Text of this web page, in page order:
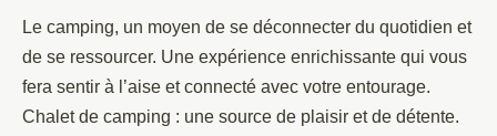
Le camping, un moyen de se déconnecter du quotidien et
de se ressourcer. Une expérience enrichissante qui vous
fera sentir à l’aise et connecté avec votre entourage.
Chalet de camping : une source de plaisir et de détente.